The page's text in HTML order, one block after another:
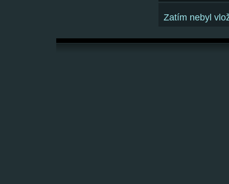
Zatím nebyl